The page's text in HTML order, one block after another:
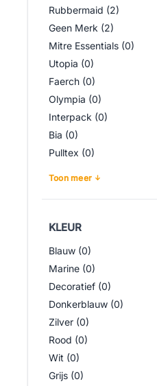
Rubbermaid (2)
Geen Merk (2)
Mitre Essentials (0)
Utopia (0)
Faerch (0)
Olympia (0)
Interpack (0)
Bia (0)
Pulltex (0)
Toon meer
KLEUR
Blauw (0)
Marine (0)
Decoratief (0)
Donkerblauw (0)
Zilver (0)
Rood (0)
Wit (0)
Grijs (0)